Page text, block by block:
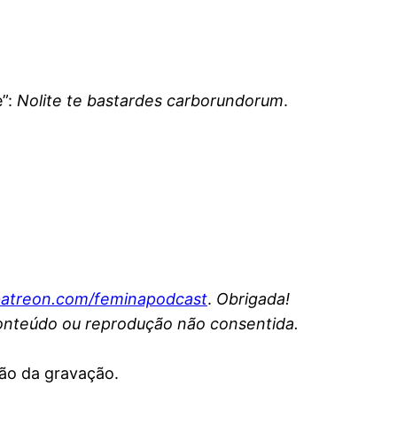
Nolite te bastardes carborundorum.
feminapodcast. Obrigada!
ou reprodução não consentida.
da gravação.